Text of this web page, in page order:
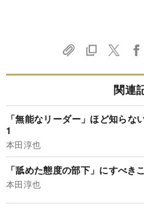
関連
「無能なリーダー」ほど知らな
1
本田淳也
「舐めた態度の部下」にすべき
本田淳也